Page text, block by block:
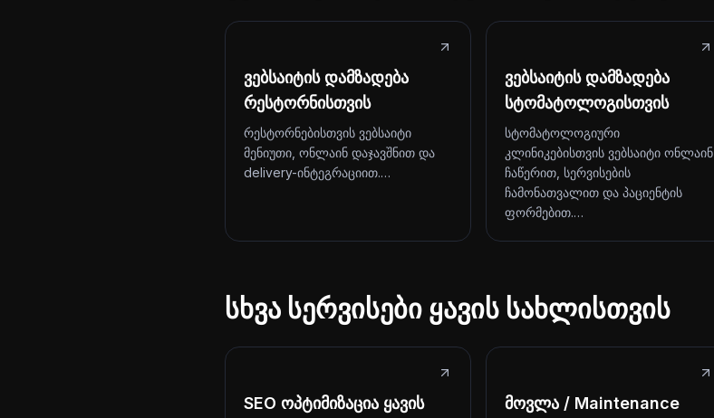
ვებსაიტის დამზადება
რესტორნისთვის
რესტორნებისთვის ვებსაიტი
მენიუთი, ონლაინ დაჯავშნით და
delivery-ინტეგრაციით.…
ვებსაიტის დამზადება
სტომატოლოგისთვის
სტომატოლოგიური
კლინიკებისთვის ვებსაიტი ონლაინ
ჩაწერით, სერვისების
ჩამონათვალით და პაციენტის
ფორმებით.…
სხვა სერვისები ყავის სახლისთვის
SEO ოპტიმიზაცია ყავის
მოვლა / Maintenance